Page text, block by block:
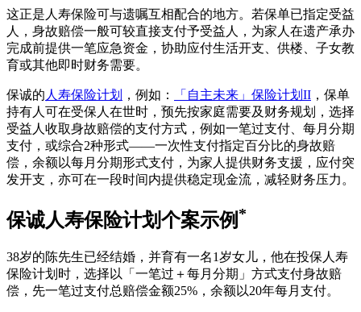
这正是人寿保险可与遗嘱互相配合的地方。若保单已指定受益
人，身故赔偿一般可较直接支付予受益人，为家人在遗产承办
完成前提供一笔应急资金，协助应付生活开支、供楼、子女教
育或其他即时财务需要。
保诚的 人寿保险计划 ，例如： 「自主未来」保险计划II ，保单
持有人可在受保人在世时，预先按家庭需要及财务规划，选择
受益人收取身故赔偿的支付方式，例如一笔过支付、每月分期
支付，或综合2种形式——一次性支付指定百分比的身故赔
偿，余额以每月分期形式支付，为家人提供财务支援，应付突
发开支，亦可在一段时间内提供稳定现金流，减轻财务压力。
保诚人寿保险计划个案示例 *
38岁的陈先生已经结婚，并育有一名1岁女儿，他在投保人寿
保险计划时，选择以「一笔过＋每月分期」方式支付身故赔
偿，先一笔过支付总赔偿金额25%，余额以20年每月支付。